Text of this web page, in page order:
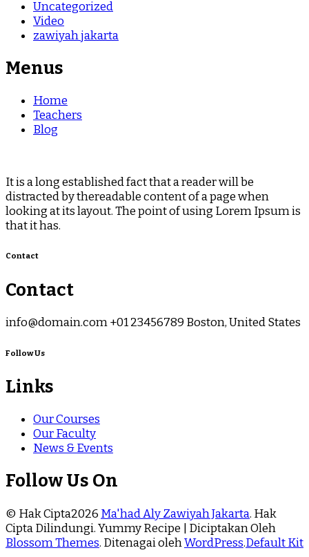
Uncategorized
Video
zawiyah jakarta
Menus
Home
Teachers
Blog
It is a long established fact that a reader will be
distracted by thereadable content of a page when
looking at its layout. The point of using Lorem Ipsum is
that it has.
Contact
Contact
info@domain.com +01 23456789 Boston, United States
Follow Us
Links
Our Courses
Our Faculty
News & Events
Follow Us On
© Hak Cipta2026 Ma'had Aly Zawiyah Jakarta. Hak
Cipta Dilindungi.Yummy Recipe | Diciptakan Oleh
Blossom Themes. Ditenagai olehWordPress.Default Kit